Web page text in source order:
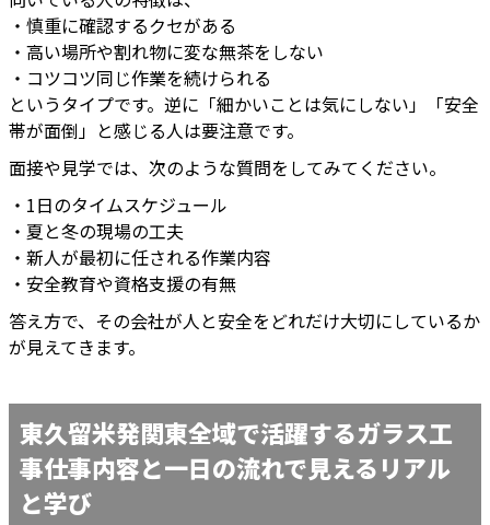
・慎重に確認するクセがある
・高い場所や割れ物に変な無茶をしない
・コツコツ同じ作業を続けられる
というタイプです。逆に「細かいことは気にしない」「安全
帯が面倒」と感じる人は要注意です。
面接や見学では、次のような質問をしてみてください。
・1日のタイムスケジュール
・夏と冬の現場の工夫
・新人が最初に任される作業内容
・安全教育や資格支援の有無
答え方で、その会社が人と安全をどれだけ大切にしているか
が見えてきます。
東久留米発関東全域で活躍するガラス工
事仕事内容と一日の流れで見えるリアル
と学び